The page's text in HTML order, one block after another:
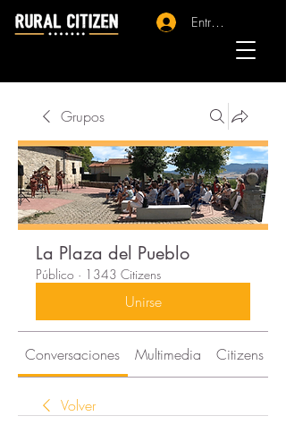
Entrar - Registro
Grupos
La Plaza del Pueblo
Público · 1343 Citizens
Unirse
Conversaciones Multimedia Citizens
Volver